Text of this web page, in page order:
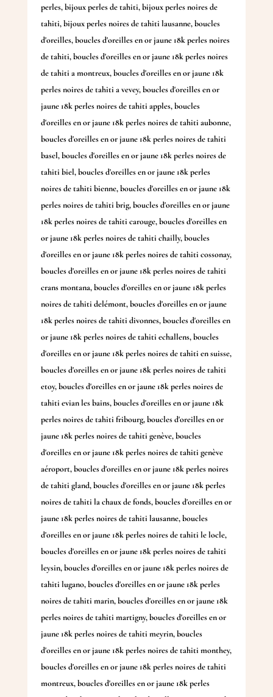
perles,bijoux perles de tahiti,bijoux perles noires de
tahiti,bijoux perles noires de tahiti lausanne,boucles
d'oreilles,boucles d'oreilles en or jaune 18k perles noires
de tahiti,boucles d'oreilles en or jaune 18k perles noires
de tahiti a montreux,boucles d'oreilles en or jaune 18k
perles noires de tahiti a vevey,boucles d'oreilles en or
jaune 18k perles noires de tahiti apples,boucles
d'oreilles en or jaune 18k perles noires de tahiti aubonne,
boucles d'oreilles en or jaune 18k perles noires de tahiti
basel,boucles d'oreilles en or jaune 18k perles noires de
tahiti biel,boucles d'oreilles en or jaune 18k perles
noires de tahiti bienne,boucles d'oreilles en or jaune 18k
perles noires de tahiti brig,boucles d'oreilles en or jaune
18k perles noires de tahiti carouge,boucles d'oreilles en
or jaune 18k perles noires de tahiti chailly,boucles
d'oreilles en or jaune 18k perles noires de tahiti cossonay,
boucles d'oreilles en or jaune 18k perles noires de tahiti
crans montana,boucles d'oreilles en or jaune 18k perles
noires de tahiti delémont,boucles d'oreilles en or jaune
18k perles noires de tahiti divonnes,boucles d'oreilles en
or jaune 18k perles noires de tahiti echallens,boucles
d'oreilles en or jaune 18k perles noires de tahiti en suisse,
boucles d'oreilles en or jaune 18k perles noires de tahiti
etoy,boucles d'oreilles en or jaune 18k perles noires de
tahiti evian les bains,boucles d'oreilles en or jaune 18k
perles noires de tahiti fribourg,boucles d'oreilles en or
jaune 18k perles noires de tahiti genève,boucles
d'oreilles en or jaune 18k perles noires de tahiti genève
aéroport,boucles d'oreilles en or jaune 18k perles noires
de tahiti gland,boucles d'oreilles en or jaune 18k perles
noires de tahiti la chaux de fonds,boucles d'oreilles en or
jaune 18k perles noires de tahiti lausanne,boucles
d'oreilles en or jaune 18k perles noires de tahiti le locle,
boucles d'oreilles en or jaune 18k perles noires de tahiti
leysin,boucles d'oreilles en or jaune 18k perles noires de
tahiti lugano,boucles d'oreilles en or jaune 18k perles
noires de tahiti marin,boucles d'oreilles en or jaune 18k
perles noires de tahiti martigny,boucles d'oreilles en or
jaune 18k perles noires de tahiti meyrin,boucles
d'oreilles en or jaune 18k perles noires de tahiti monthey,
boucles d'oreilles en or jaune 18k perles noires de tahiti
montreux,boucles d'oreilles en or jaune 18k perles